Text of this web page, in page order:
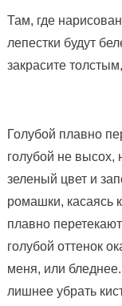
Там, где
лепестки будут
закрасите
Голубой плавно
голубой не
зеленый цвет и
ромашки, касаясь
плавно
голубой оттенок
меня, или
лишнее убрать